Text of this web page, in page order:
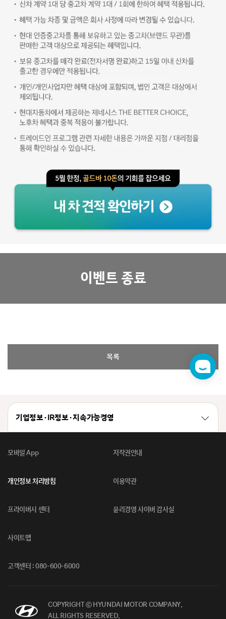
이벤트 종료
목록
챗
봇
기업정보 · IR정보 · 지속가능경영
모바일 App 저작권안내
개인정보 처리방침 이용약관
프라이버시 센터 윤리경영 사이버 감사실
사이트맵
고객센터 : 080-600-6000
COPYRIGHT ⓒ HYUNDAI MOTOR COMPANY.
ALL RIGHTS RESERVED.